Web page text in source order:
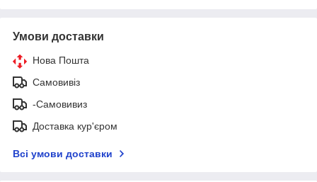
Умови доставки
Нова Пошта
Самовивіз
-Самовивиз
Доставка кур'єром
Всі умови доставки